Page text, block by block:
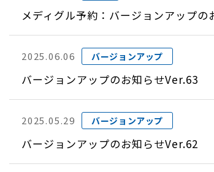
メディグル予約：バージョンアップの
2025.06.06 バージョンアップ
バージョンアップのお知らせVer.63
2025.05.29 バージョンアップ
バージョンアップのお知らせVer.62